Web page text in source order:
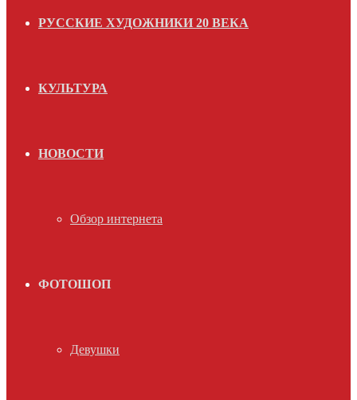
РУССКИЕ ХУДОЖНИКИ 20 ВЕКА
КУЛЬТУРА
НОВОСТИ
Обзор интернета
ФОТОШОП
Девушки